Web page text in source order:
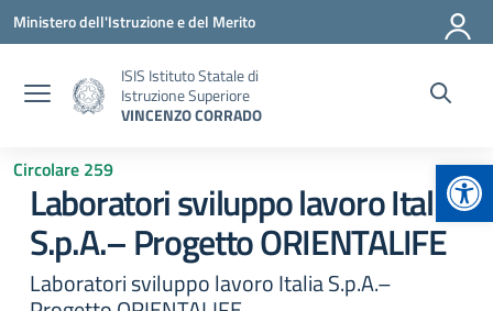
Vai ai contenuti
Vai al menu di navigazione
Vai al footer
Ministero dell'Istruzione e del Merito
ISIS Istituto Statale di
Istruzione Superiore
VINCENZO CORRADO
Circolare 259
Laboratori sviluppo lavoro Italia
S.p.A.– Progetto ORIENTALIFE
Laboratori sviluppo lavoro Italia S.p.A.–